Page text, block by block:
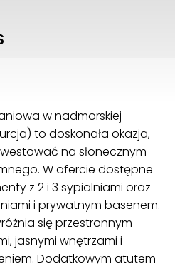
w nadmorskiej
to doskonała okazja,
na słonecznym
W ofercie dostępne
z 2 i 3 sypialniami oraz
i prywatnym basenem.
się przestronnym
jasnymi wnętrzami i
Dodatkowym atutem